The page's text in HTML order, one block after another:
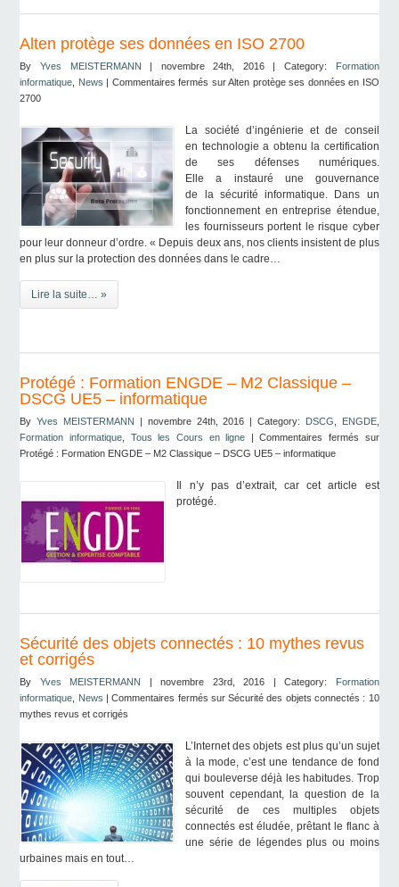
Alten protège ses données en ISO 2700
By Yves MEISTERMANN | novembre 24th, 2016 | Category:
Formation
informatique
News | Commentaires fermés sur Alten protège ses données en ISO
2700
La société d’ingénierie et de conseil
en technologie a obtenu la certification
de ses défenses numériques.
Elle a instauré une gouvernance
de la sécurité informatique. Dans un
fonctionnement en entreprise étendue,
les fournisseurs portent le risque cyber
pour leur donneur d’ordre. « Depuis deux ans, nos clients insistent de plus
en plus sur la protection des données dans le cadre…
Lire la suite… »
Protégé : Formation ENGDE – M2 Classique –
DSCG UE5 – informatique
ByYves MEISTERMANN | novembre 24th, 2016 | Category: DSCG ENGDE,
Formation informatique
Tous les Cours en ligne |Commentaires fermés sur
Protégé : Formation ENGDE – M2 Classique – DSCG UE5 – informatique
Il n’y pas d’extrait, car cet article est
protégé.
Sécurité des objets connectés : 10 mythes revus
et corrigés
By Yves MEISTERMANN | novembre 23rd, 2016 | Category:
Formation
informatique
News |Commentaires fermés sur Sécurité des objets connectés : 10
mythes revus et corrigés
L’Internet des objets est plus qu’un sujet
à la mode, c’est une tendance de fond
qui bouleverse déjà les habitudes. Trop
souvent cependant, la question de la
sécurité de ces multiples objets
connectés est éludée, prêtant le flanc à
une série de légendes plus ou moins
urbaines mais en tout…